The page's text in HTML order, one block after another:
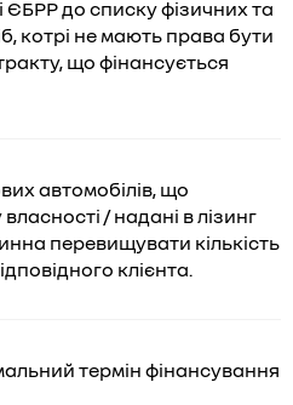
ЄБРР до списку фізичних та
котрі не мають права бути
що фінансується
автомобілів, що
/ надані в лізинг
перевищувати кількість
клієнта.
термін фінансування